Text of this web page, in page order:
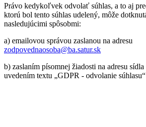
Právo kedykoľvek odvolať súhlas, a to aj
ktorú bol tento súhlas udelený, môže
nasledujúcimi spôsobmi:
a) emailovou správou zaslanou na adresu
zodpovednaosoba@ba.satur.sk
b) zaslaním písomnej žiadosti na adresu
uvedením textu „GDPR - odvolanie